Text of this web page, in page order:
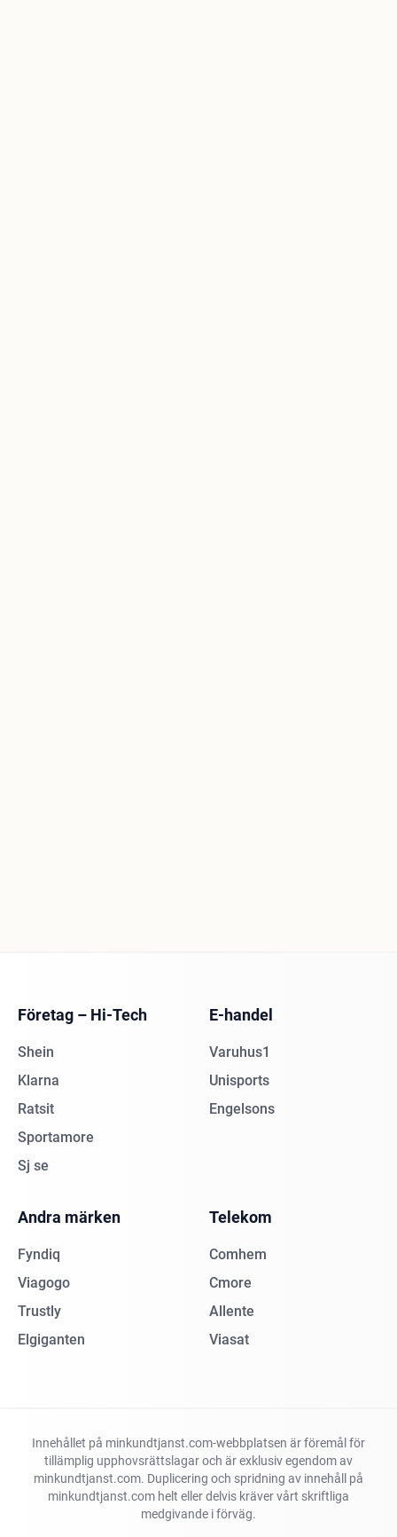
Företag – Hi-Tech
Shein
Klarna
Ratsit
Sportamore
Sj se
E-handel
Varuhus1
Unisports
Engelsons
Andra märken
Fyndiq
Viagogo
Trustly
Elgiganten
Telekom
Comhem
Cmore
Allente
Viasat
Innehållet på minkundtjanst.com-webbplatsen är föremål för
tillämplig upphovsrättslagar och är exklusiv egendom av
minkundtjanst.com. Duplicering och spridning av innehåll på
minkundtjanst.com helt eller delvis kräver vårt skriftliga
medgivande i förväg.